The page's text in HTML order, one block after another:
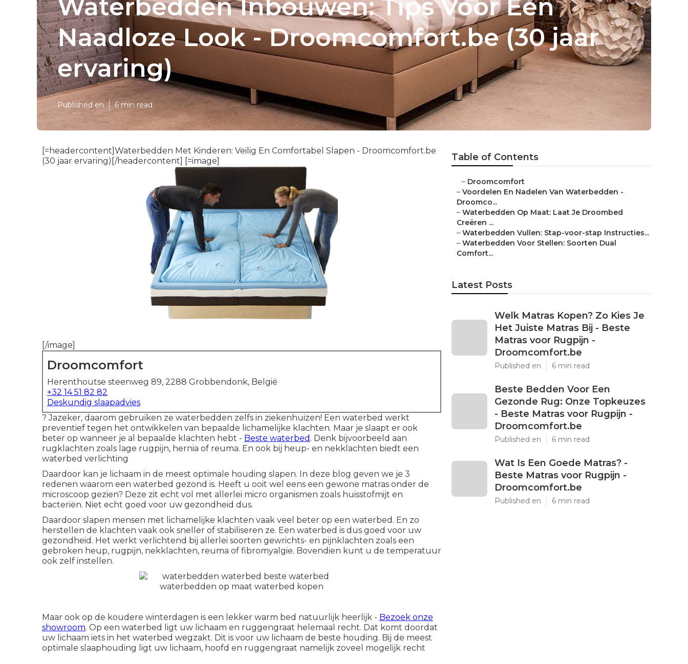
Waterbedden Inbouwen: Tips Voor Een
Naadloze Look - Droomcomfort.be (30 jaar
ervaring)
Published en 6 min read
[=headercontent]Waterbedden Met Kinderen: Veilig En Comfortabel Slapen - Droomcomfort.be
(30 jaar ervaring)[/headercontent] [=image]
[/image]
Droomcomfort
Herenthoutse steenweg 89, 2288 Grobbendonk, België
+32 14 51 82 82
Deskundig slaapadvies
? Jazeker, daarom gebruiken ze waterbedden zelfs in ziekenhuizen! Een waterbed werkt
preventief tegen het ontwikkelen van bepaalde lichamelijke klachten. Maar je slaapt er ook
beter op wanneer je al bepaalde klachten hebt - Beste waterbed . Denk bijvoorbeeld aan
rugklachten zoals lage rugpijn, hernia of reuma. En ook bij heup- en nekklachten biedt een
waterbed verlichting
Daardoor kan je lichaam in de meest optimale houding slapen. In deze blog geven we je 3
redenen waarom een waterbed gezond is. Heeft u ooit wel eens een gewone matras onder de
microscoop gezien? Deze zit echt vol met allerlei micro organismen zoals huisstofmijt en
bacteriën. Niet echt goed voor uw gezondheid dus.
Daardoor slapen mensen met lichamelijke klachten vaak veel beter op een waterbed. En zo
herstellen de klachten vaak ook sneller of stabiliseren ze. Een waterbed is dus goed voor uw
gezondheid. Het werkt verlichtend bij allerlei soorten gewrichts- en pijnklachten zoals een
gebroken heup, rugpijn, nekklachten, reuma of fibromyalgie. Bovendien kunt u de temperatuur
ook zelf instellen.
Maar ook op de koudere winterdagen is een lekker warm bed natuurlijk heerlijk - Bezoek onze
showroom. Op een waterbed ligt uw lichaam en ruggengraat helemaal recht. Dat komt doordat
uw lichaam iets in het waterbed wegzakt. Dit is voor uw lichaam de beste houding. Bij de meest
optimale slaaphouding ligt uw lichaam, hoofd en ruggengraat namelijk zoveel mogelijk recht
Table of Contents
– Droomcomfort
– Voordelen En Nadelen Van Waterbedden -
Droomco...
– Waterbedden Op Maat: Laat Je Droombed
Creëren ...
– Waterbedden Vullen: Stap-voor-stap Instructies...
– Waterbedden Voor Stellen: Soorten Dual
Comfort...
Latest Posts
Welk Matras Kopen? Zo Kies Je
Het Juiste Matras Bij - Beste
Matras voor Rugpijn -
Droomcomfort.be
Published en 6 min read
Beste Bedden Voor Een
Gezonde Rug: Onze Topkeuzes
- Beste Matras voor Rugpijn -
Droomcomfort.be
Published en 6 min read
Wat Is Een Goede Matras? -
Beste Matras voor Rugpijn -
Droomcomfort.be
Published en 6 min read